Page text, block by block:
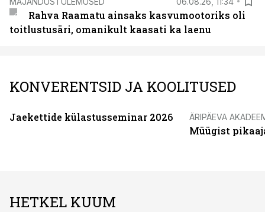
Rahva Raamatu ainsaks kasvumootoriks oli
toitlustusäri, omanikult kaasati ka laenu
KONVERENTSID JA KOOLITUSED
Jaekettide külastusseminar 2026 ÄRIPÄEVA
Müügist
HETKEL KUUM